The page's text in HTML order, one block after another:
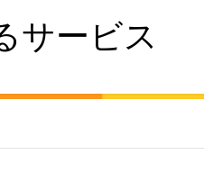
サービス